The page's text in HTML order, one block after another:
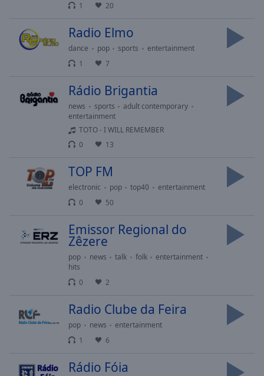
descriptions
selected
settings
opens
off,
selected
Picture-
modal
Beginning
1
20
Radio Elmo
dance pop sports
entertainment
1
7
Rádio Brigantia
news sports
adult contemporary
entertainment
TOTO - I WILL REMEMBER
0
13
TOP FM
electronic pop top40
entertainment
0
50
Emissor Regional do
Zêzere
pop news talk folk
entertainment
hits
0
2
Radio Clube da Feira
pop news
entertainment
1
6
Rádio Fóia